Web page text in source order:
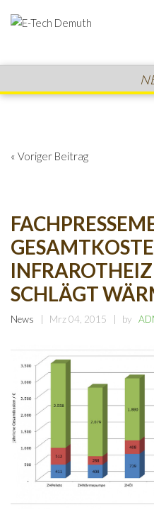
« Voriger Beitrag
SCHLÄGT
News Mrz 04, 2015 by